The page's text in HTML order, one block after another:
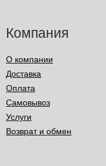
Компания
О компании
Доставка
Оплата
Самовывоз
Услуги
Возврат и обмен